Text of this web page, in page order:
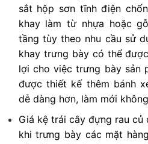
sắt hộp sơn tĩnh điện
khay làm từ nhựa hoặc
tầng tùy theo nhu cầu sử
khay trưng bày có thể
lợi cho việc trưng bày sản
được thiết kế thêm bánh
dễ dàng hơn, làm mới
Giá kệ trái cây đựng rau
khi trưng bày các mặt